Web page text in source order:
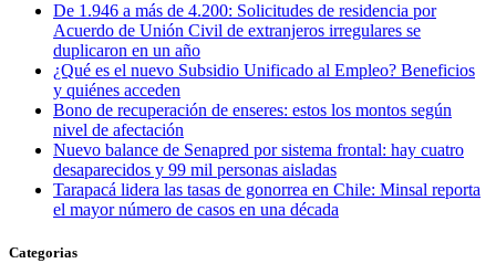
De 1.946 a más de 4.200: Solicitudes de residencia por
Acuerdo de Unión Civil de extranjeros irregulares se
duplicaron en un año
¿Qué es el nuevo Subsidio Unificado al Empleo? Beneficios
y quiénes acceden
Bono de recuperación de enseres: estos los montos según
nivel de afectación
Nuevo balance de Senapred por sistema frontal: hay cuatro
desaparecidos y 99 mil personas aisladas
Tarapacá lidera las tasas de gonorrea en Chile: Minsal reporta
el mayor número de casos en una década
Categorias